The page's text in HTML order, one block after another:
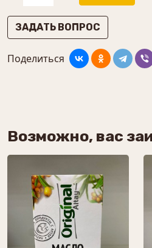
ЗАДАТЬ ВОПРОС
Поделиться
Возможно, вас